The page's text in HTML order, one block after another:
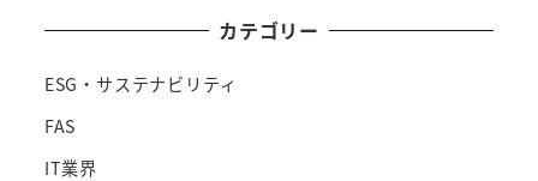
カテゴリー
ESG・サステナビリティ
FAS
IT業界